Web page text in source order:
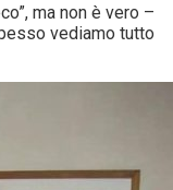
ma non è vero –
vediamo tutto